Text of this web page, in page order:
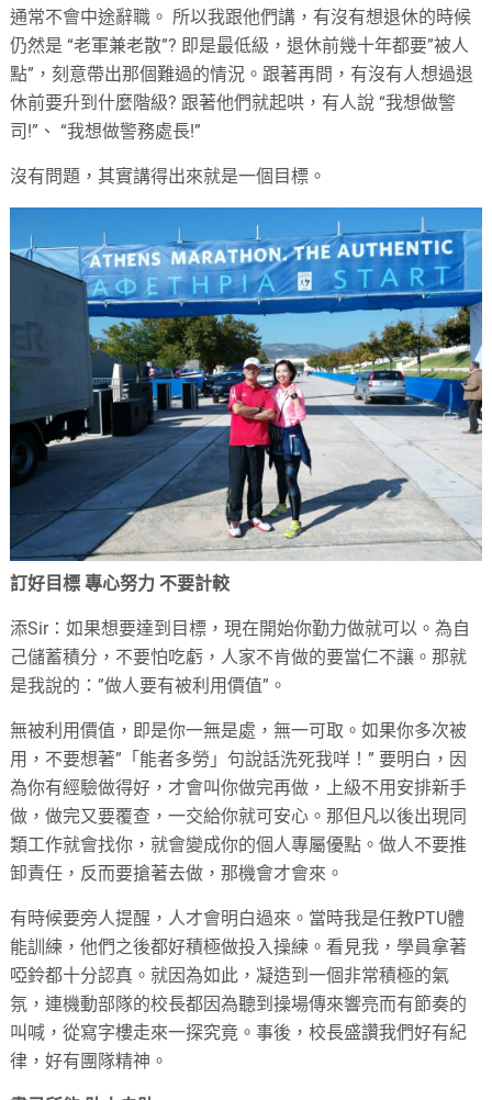
通常不會中途辭職。 所以我跟他們講，有沒有想退休的時候
仍然是 “老軍兼老散”? 即是最低級，退休前幾十年都要”被人
點”，刻意帶出那個難過的情況。跟著再問，有沒有人想過退
休前要升到什麼階級? 跟著他們就起哄，有人說 “我想做警
司!”、 “我想做警務處長!”
沒有問題，其實講得出來就是一個目標。
訂好目標 專心努力 不要計較
添Sir：如果想要達到目標，現在開始你勤力做就可以。為自
己儲蓄積分，不要怕吃虧，人家不肯做的要當仁不讓。那就
是我說的：”做人要有被利用價值”。
無被利用價值，即是你一無是處，無一可取。如果你多次被
用，不要想著”「能者多勞」句說話洗死我咩！” 要明白，因
為你有經驗做得好，才會叫你做完再做，上級不用安排新手
做，做完又要覆查，一交給你就可安心。那但凡以後出現同
類工作就會找你，就會變成你的個人專屬優點。做人不要推
卸責任，反而要搶著去做，那機會才會來。
有時候要旁人提醒，人才會明白過來。當時我是任教PTU體
能訓練，他們之後都好積極做投入操練。看見我，學員拿著
啞鈴都十分認真。就因為如此，凝造到一個非常積極的氣
氛，連機動部隊的校長都因為聽到操場傳來響亮而有節奏的
叫喊，從寫字樓走來一探究竟。事後，校長盛讚我們好有紀
律，好有團隊精神。